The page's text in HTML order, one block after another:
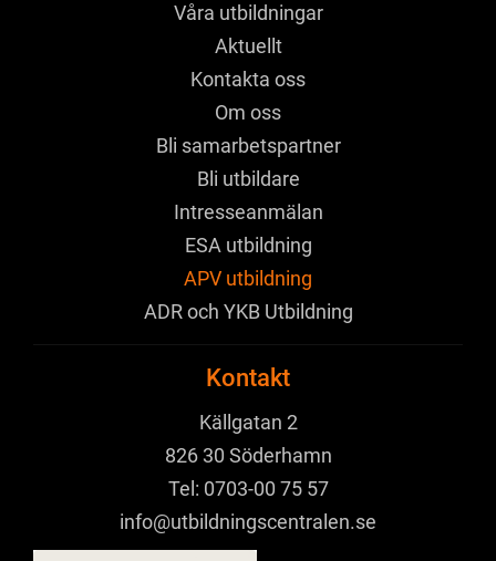
Våra utbildningar
Aktuellt
Kontakta oss
Om oss
Bli samarbetspartner
Bli utbildare
Intresseanmälan
ESA utbildning
APV utbildning
ADR och YKB Utbildning
Kontakt
Källgatan 2
826 30 Söderhamn
Tel: 0703-00 75 57
info@utbildningscentralen.se